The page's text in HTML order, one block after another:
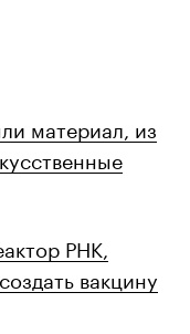
материал, из
РНК,
вакцину